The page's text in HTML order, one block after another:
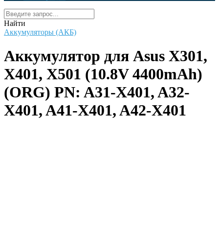
Найти
Аккумуляторы (АКБ)
Аккумулятор для Asus X301,
X401, X501 (10.8V 4400mAh)
(ORG) PN: A31-X401, A32-
X401, A41-X401, A42-X401